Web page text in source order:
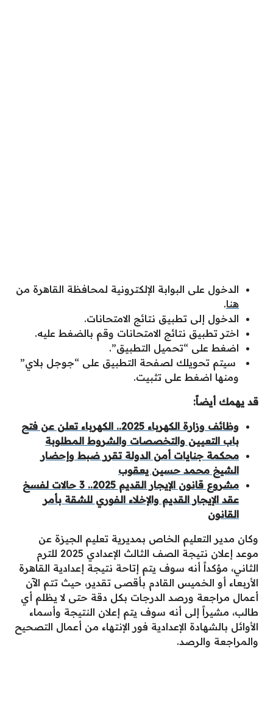
الدخول على البوابة الإلكترونية لمحافظة القاهرة من
هنا.
الدخول إلى تطبيق نتائج الامتحانات.
اختر تطبيق نتائج الامتحانات وقم بالضغط عليه.
اضغط على “تحميل التطبيق”.
سيتم تحويلك لصفحة التطبيق على “جوجل بلاي”
ومنها اضغط على تثبيت.
قد يهمك أيضاً:
وظائف وزارة الكهرباء 2025.. الكهرباء تعلن عن فتح
باب التعيين والتخصصات والشروط المطلوبة
محكمة جنايات أمن الدولة تقرر ضبط وإحضار
الشيخ محمد حسين يعقوب
مشروع قانون الإيجار القديم 2025.. 3 حالات لفسخ
عقد الإيجار القديم والإخلاء الفوري للشقة بأمر
القانون
وكان مدير التعليم الخاص بمديرية تعليم الجيزة عن
موعد إعلان نتيجة الصف الثالث الإعدادي 2025 للترم
الثاني، مؤكداً أنه سوف يتم إتاحة نتيجة إعدادية القاهرة
الأربعاء أو الخميس القادم بأقصى تقدير، حيث تتم الآن
أعمال مراجعة ورصد الدرجات بكل دقة حتى لا يظلم أي
طالب، مشيراً إلى أنه سوف يتم إعلان النتيجة وأسماء
الأوائل بالشهادة الإعدادية فور الإنتهاء من أعمال التصحيح
والمراجعة والرصد.